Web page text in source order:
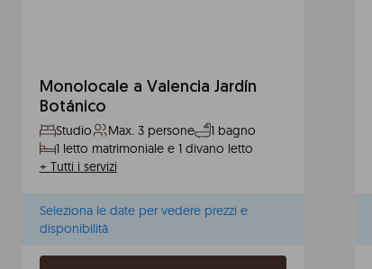
Monolocale a Valencia Jardín
Botánico
Studio Max. 3 persone
1 bagno
1 letto matrimoniale e 1 divano letto
+ Tutti i servizi
Seleziona le date per vedere prezzi e
disponibilità